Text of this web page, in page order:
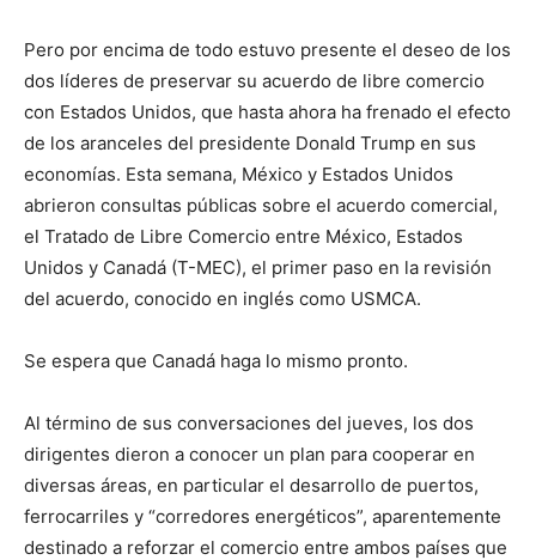
Pero por encima de todo estuvo presente el deseo de los
dos líderes de preservar su acuerdo de libre comercio
con Estados Unidos, que hasta ahora ha frenado el efecto
de los aranceles del presidente Donald Trump en sus
economías. Esta semana, México y Estados Unidos
abrieron consultas públicas sobre el acuerdo comercial,
el Tratado de Libre Comercio entre México, Estados
Unidos y Canadá (T-MEC), el primer paso en la revisión
del acuerdo, conocido en inglés como USMCA.
Se espera que Canadá haga lo mismo pronto.
Al término de sus conversaciones del jueves, los dos
dirigentes dieron a conocer un plan para cooperar en
diversas áreas, en particular el desarrollo de puertos,
ferrocarriles y “corredores energéticos”, aparentemente
destinado a reforzar el comercio entre ambos países que